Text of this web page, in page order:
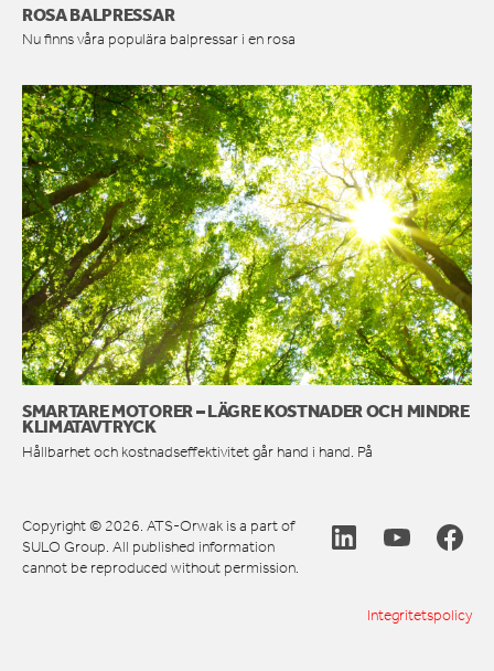
ROSA BALPRESSAR
Nu finns våra populära balpressar i en rosa
SMARTARE MOTORER – LÄGRE KOSTNADER OCH MINDRE
KLIMATAVTRYCK
Hållbarhet och kostnadseffektivitet går hand i hand. På
Copyright © 2026. ATS-Orwak is a part of
SULO Group. All published information
cannot be reproduced without permission.
Integritetspolicy